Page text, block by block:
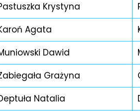
Krystyna
Agata
Dawid
Grażyna
Natalia